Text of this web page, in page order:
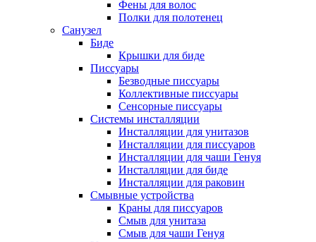
Фены для волос
Полки для полотенец
Санузел
Биде
Крышки для биде
Писсуары
Безводные писсуары
Коллективные писсуары
Сенсорные писсуары
Системы инсталляции
Инсталляции для унитазов
Инсталляции для писсуаров
Инсталляции для чаши Генуя
Инсталляции для биде
Инсталляции для раковин
Смывные устройства
Краны для писсуаров
Смыв для унитаза
Смыв для чаши Генуя